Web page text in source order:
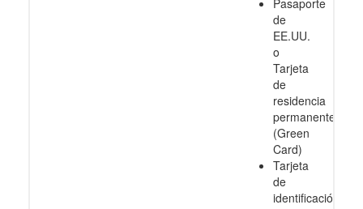
Pasaporte
de
EE.UU.
o
Tarjeta
de
residencia
permanente
(Green
Card)
Tarjeta
de
identificación